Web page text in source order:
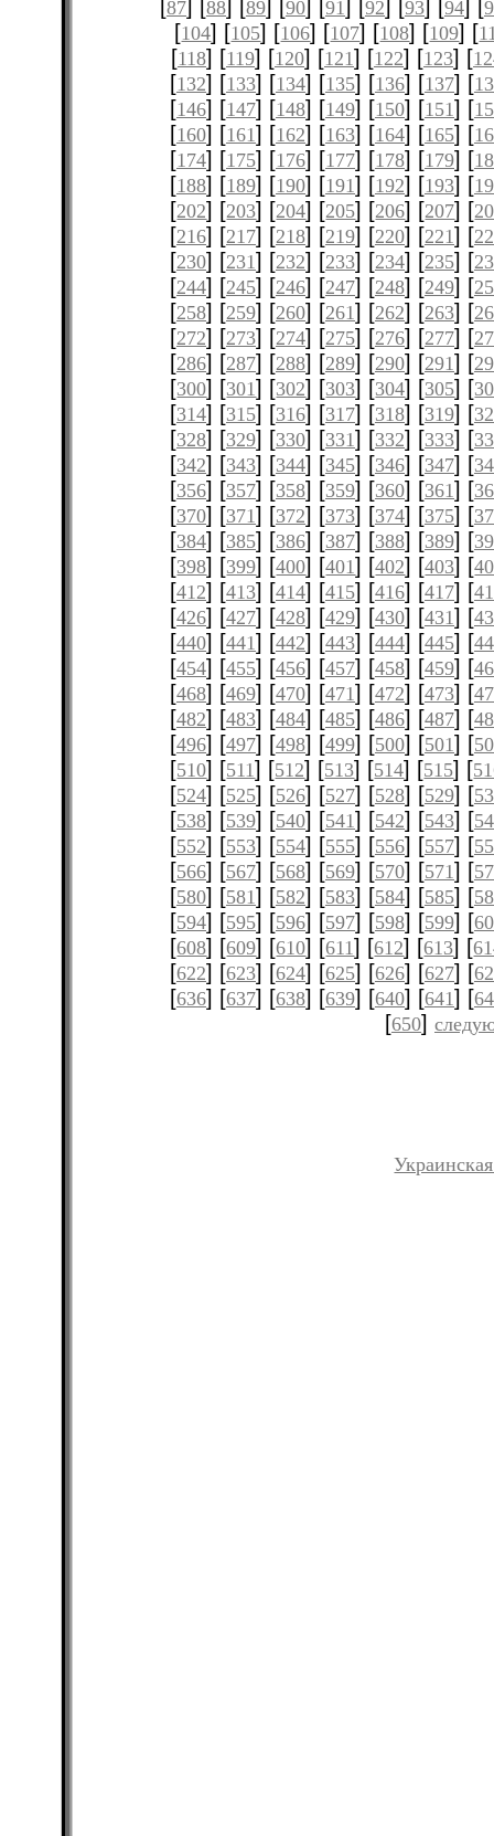
87 88 89 90 91 92 93 94
[104] [105] [106] [107] [108] [109] [
[118] [119] [120] [121] [122] [123] [
[132] [133] [134] [135] [136] [137] [
[146] [147] [148] [149] [150] [151] [
[160] [161] [162] [163] [164] [165] [
[174] [175] [176] [177] [178] [179] [
[188] [189] [190] [191] [192] [193] [
[202] [203] [204] [205] [206] [207] [
[216] [217] [218] [219] [220] [221] [
[230] [231] [232] [233] [234] [235] [
[244] [245] [246] [247] [248] [249] [
[258] [259] [260] [261] [262] [263] [
[272] [273] [274] [275] [276] [277] [
[286] [287] [288] [289] [290] [291] [
[300] [301] [302] [303] [304] [305] [
[314] [315] [316] [317] [318] [319] [
[328] [329] [330] [331] [332] [333] [
[342] [343] [344] [345] [346] [347] [
[356] [357] [358] [359] [360] [361] [
[370] [371] [372] [373] [374] [375] [
[384] [385] [386] [387] [388] [389] [
[398] [399] [400] [401] [402] [403] [
[412] [413] [414] [415] [416] [417] [
[426] [427] [428] [429] [430] [431] [
[440] [441] [442] [443] [444] [445] [
[454] [455] [456] [457] [458] [459] [
[468] [469] [470] [471] [472] [473] [
[482] [483] [484] [485] [486] [487] [
[496] [497] [498] [499] [500] [501] [
[510] [511] [512] [513] [514] [515] [
[524] [525] [526] [527] [528] [529] [
[538] [539] [540] [541] [542] [543] [
[552] [553] [554] [555] [556] [557] [
[566] [567] [568] [569] [570] [571] [
[580] [581] [582] [583] [584] [585] [
[594] [595] [596] [597] [598] [599] [
[608] [609] [610] [611] [612] [613] [
[622] [623] [624] [625] [626] [627] [
[636] [637] [638] [639] [640] [641] [
[650]